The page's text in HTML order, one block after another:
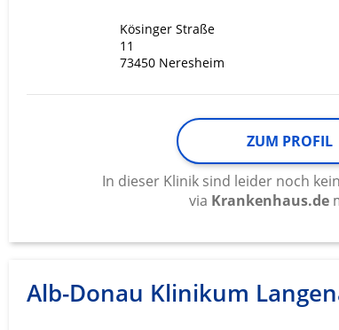
Kösinger Straße
11
73450 Neresheim
ZUM PROFIL
In dieser Klinik sind leider noch
via Krankenhaus.de
Alb-Donau Klinikum